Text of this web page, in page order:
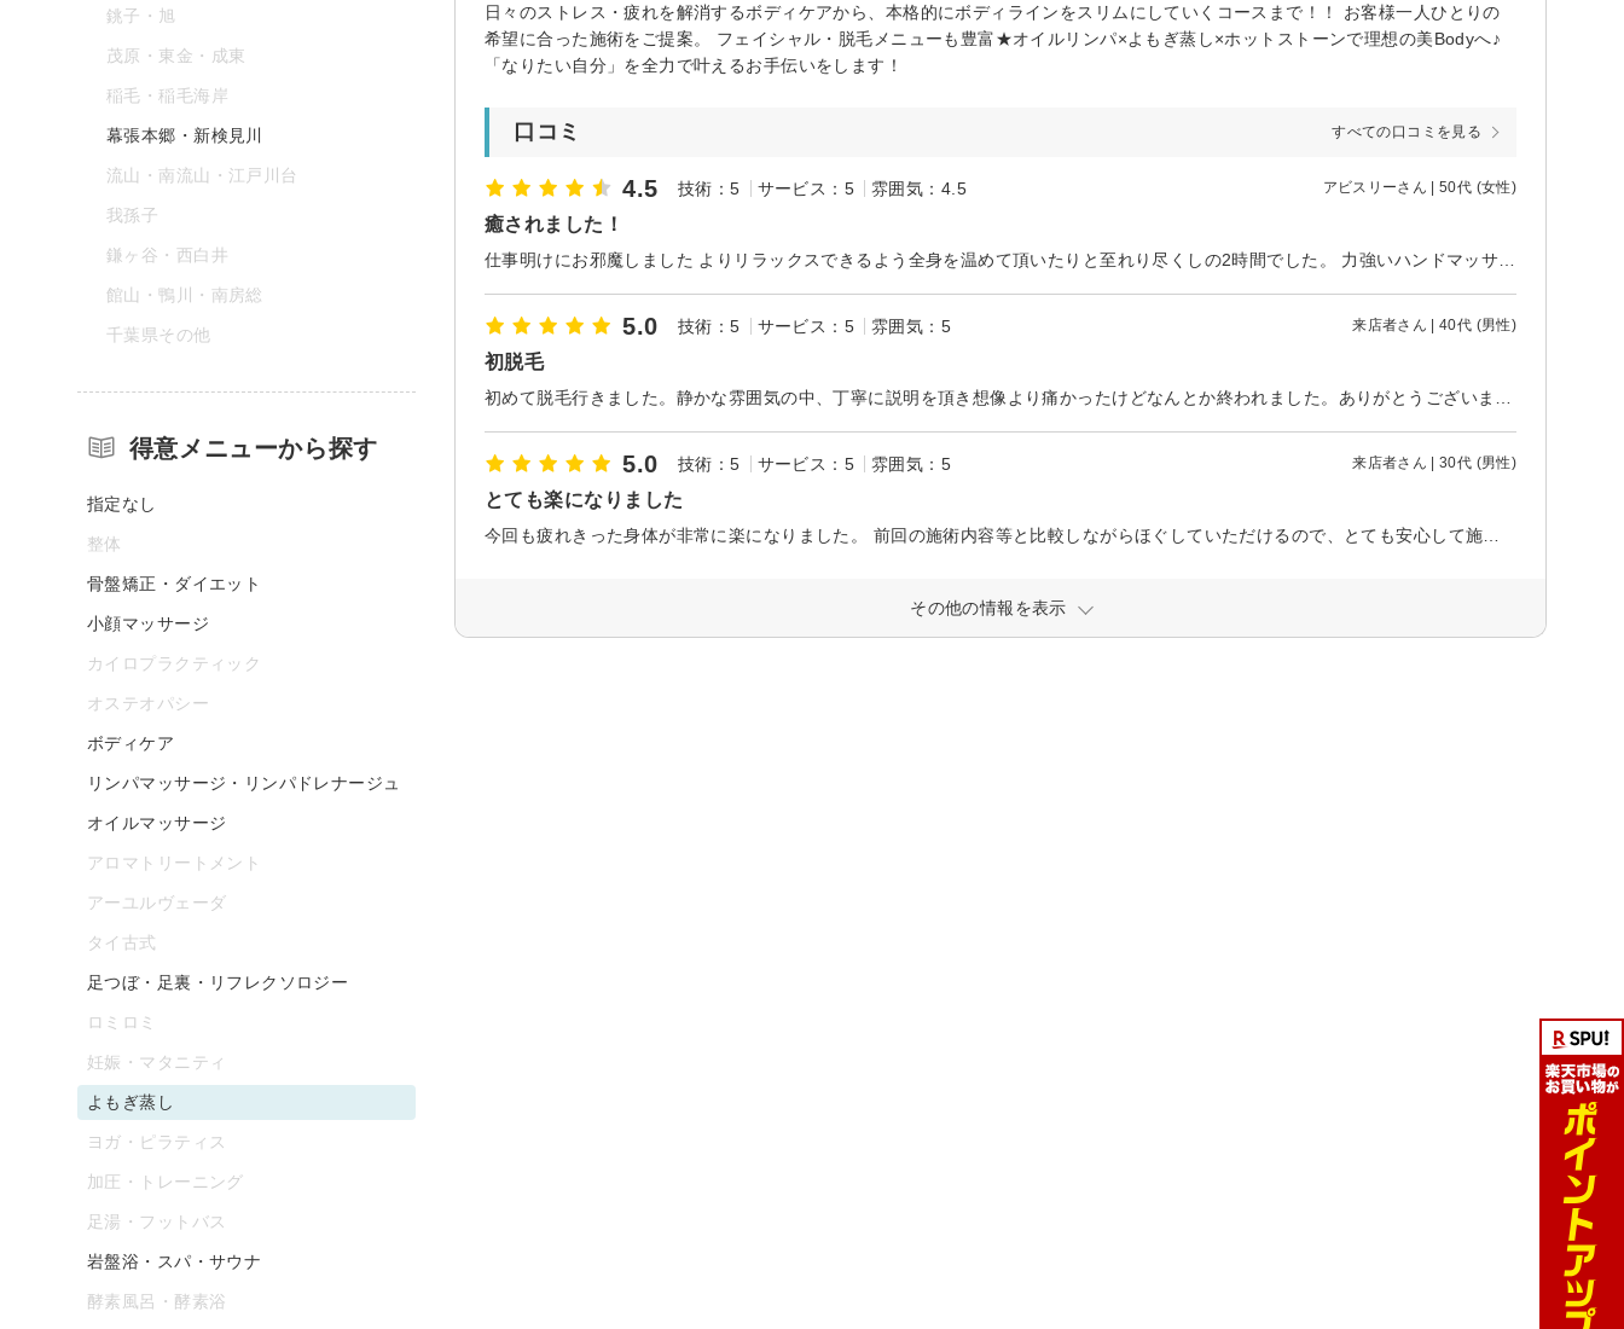
日々のストレス・疲れを解消するボディケアから、本格的にボディラインをスリムにしていくコースまで！！ お客様一人ひとりの
希望に合った施術をご提案。 フェイシャル・脱毛メニューも豊富★オイルリンパ×よもぎ蒸し×ホットストーンで理想の美Bodyへ♪
「なりたい自分」を全力で叶えるお手伝いをします！
口コミ すべての口コミを見る
4.5 技術：5 サービス：5 雰囲気：4.5 アビスリーさん | 50代 (女性)
癒されました！
5.0 技術：5 サービス：5 雰囲気：5 来店者さん | 40代 (男性)
初脱毛
5.0 技術：5 サービス：5 雰囲気：5 来店者さん | 30代 (男性)
とても楽になりました
その他の情報を表示
銚子・旭
茂原・東金・成東
稲毛・稲毛海岸
幕張本郷・新検見川
流山・南流山・江戸川台
我孫子
鎌ヶ谷・西白井
館山・鴨川・南房総
千葉県その他
得意メニューから探す
指定なし
整体
骨盤矯正・ダイエット
小顔マッサージ
カイロプラクティック
オステオパシー
ボディケア
リンパマッサージ・リンパドレナージュ
オイルマッサージ
アロマトリートメント
アーユルヴェーダ
タイ古式
足つぼ・足裏・リフレクソロジー
ロミロミ
妊娠・マタニティ
よもぎ蒸し
ヨガ・ピラティス
加圧・トレーニング
足湯・フットバス
岩盤浴・スパ・サウナ
酵素風呂・酵素浴